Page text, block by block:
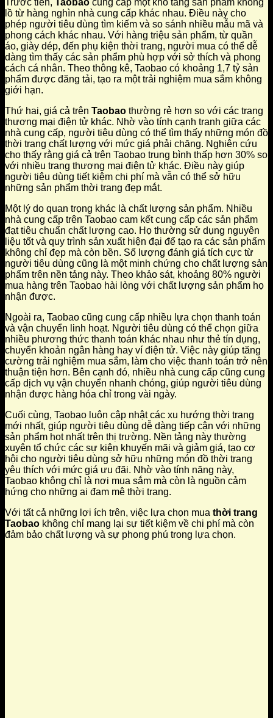
Trước tiên, Taobao cung cấp một kho tàng sản phẩm khổng
lồ từ hàng nghìn nhà cung cấp khác nhau. Điều này cho
phép người tiêu dùng tìm kiếm và so sánh nhiều mẫu mã và
phong cách khác nhau. Với hàng triệu sản phẩm, từ quần
áo, giày dép, đến phụ kiện thời trang, người mua có thể dễ
dàng tìm thấy các sản phẩm phù hợp với sở thích và phong
cách cá nhân. Theo thông kê, Taobao có khoảng 1,7 tỷ sản
phẩm được đăng tải, tạo ra một trải nghiệm mua sắm không
giới hạn.
Thứ hai, giá cả trên Taobao thường rẻ hơn so với các trang
thương mại điện tử khác. Nhờ vào tính cạnh tranh giữa các
nhà cung cấp, người tiêu dùng có thể tìm thấy những món đồ
thời trang chất lượng với mức giá phải chăng. Nghiên cứu
cho thấy rằng giá cả trên Taobao trung bình thấp hơn 30% so
với nhiều trang thương mại điện tử khác. Điều này giúp
người tiêu dùng tiết kiệm chi phí mà vẫn có thể sở hữu
những sản phẩm thời trang đẹp mắt.
Một lý do quan trọng khác là chất lượng sản phẩm. Nhiều
nhà cung cấp trên Taobao cam kết cung cấp các sản phẩm
đạt tiêu chuẩn chất lượng cao. Họ thường sử dụng nguyên
liệu tốt và quy trình sản xuất hiện đại để tạo ra các sản phẩm
không chỉ đẹp mà còn bền. Số lượng đánh giá tích cực từ
người tiêu dùng cũng là một minh chứng cho chất lượng sản
phẩm trên nền tảng này. Theo khảo sát, khoảng 80% người
mua hàng trên Taobao hài lòng với chất lượng sản phẩm họ
nhận được.
Ngoài ra, Taobao cũng cung cấp nhiều lựa chọn thanh toán
và vận chuyển linh hoạt. Người tiêu dùng có thể chọn giữa
nhiều phương thức thanh toán khác nhau như thẻ tín dụng,
chuyển khoản ngân hàng hay ví điện tử. Việc này giúp tăng
cường trải nghiệm mua sắm, làm cho việc thanh toán trở nên
thuận tiện hơn. Bên cạnh đó, nhiều nhà cung cấp cũng cung
cấp dịch vụ vận chuyển nhanh chóng, giúp người tiêu dùng
nhận được hàng hóa chỉ trong vài ngày.
Cuối cùng, Taobao luôn cập nhật các xu hướng thời trang
mới nhất, giúp người tiêu dùng dễ dàng tiếp cận với những
sản phẩm hot nhất trên thị trường. Nền tảng này thường
xuyên tổ chức các sự kiện khuyến mãi và giảm giá, tạo cơ
hội cho người tiêu dùng sở hữu những món đồ thời trang
yêu thích với mức giá ưu đãi. Nhờ vào tính năng này,
Taobao không chỉ là nơi mua sắm mà còn là nguồn cảm
hứng cho những ai đam mê thời trang.
Với tất cả những lợi ích trên, việc lựa chọn mua thời trang
Taobao không chỉ mang lại sự tiết kiệm về chi phí mà còn
đảm bảo chất lượng và sự phong phú trong lựa chọn.